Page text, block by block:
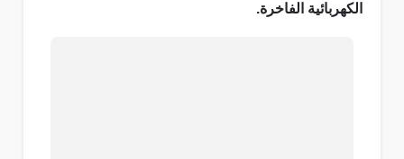
الكهربائية الفاخرة.